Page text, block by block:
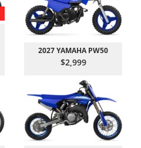
2027 YAMAHA PW50
$2,999